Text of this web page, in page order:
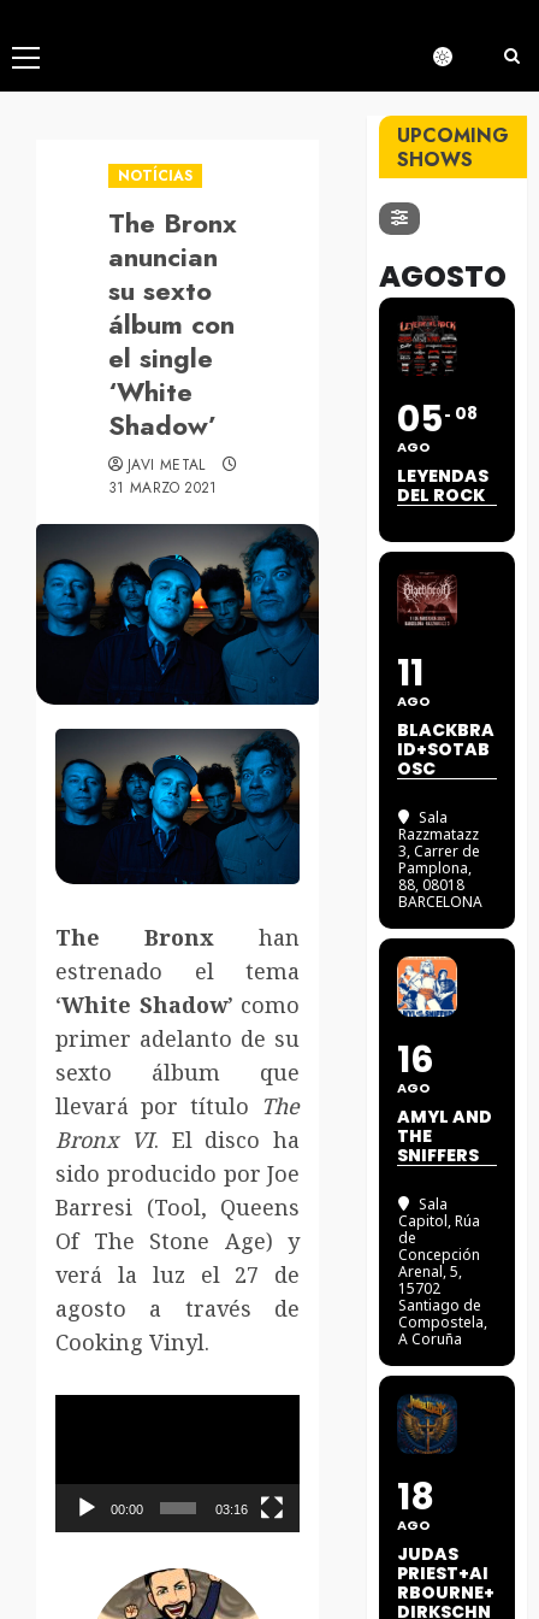
Menú
principal
NOTÍCIAS
The Bronx
anuncian
su sexto
álbum con
el single
‘White
Shadow’
JAVI METAL
31 MARZO 2021
The Bronx han
estrenado el tema
‘White Shadow’ como
primer adelanto de su
sexto álbum que
llevará por título The
Bronx VI. El disco ha
sido producido por Joe
Barresi (Tool, Queens
Of The Stone Age) y
verá la luz el 27 de
agosto a través de
Cooking Vinyl.
vídeo
00:00 03:16
UPCOMING
SHOWS
AGOSTO
05
AGO
08
LEYENDAS
DEL ROCK
11
AGO
BLACKBRA
ID+SOTAB
OSC
Sala
Razzmatazz
3, Carrer de
Pamplona,
88, 08018
BARCELONA
16
AGO
AMYL AND
THE
SNIFFERS
Sala
Capitol, Rúa
de
Concepción
Arenal, 5,
15702
Santiago de
Compostela,
A Coruña
18
AGO
JUDAS
PRIEST+AI
RBOURNE+
DIRKSCHN